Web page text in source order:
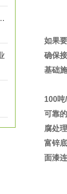
品质与性价比的考量
如果
确保
基础
100吨
可靠
腐处
富锌
面漆